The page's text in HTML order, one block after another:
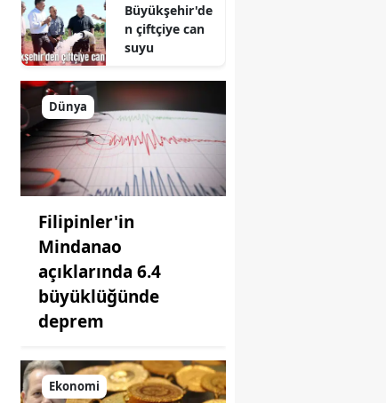
Gönder
Büyükşehir'de
n çiftçiye can
suyu
Dünya
Filipinler'in
Mindanao
açıklarında 6.4
büyüklüğünde
deprem
Ekonomi